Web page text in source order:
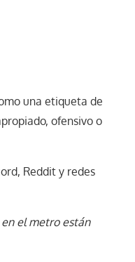
una etiqueta de
ofensivo o
Reddit y redes
el metro están